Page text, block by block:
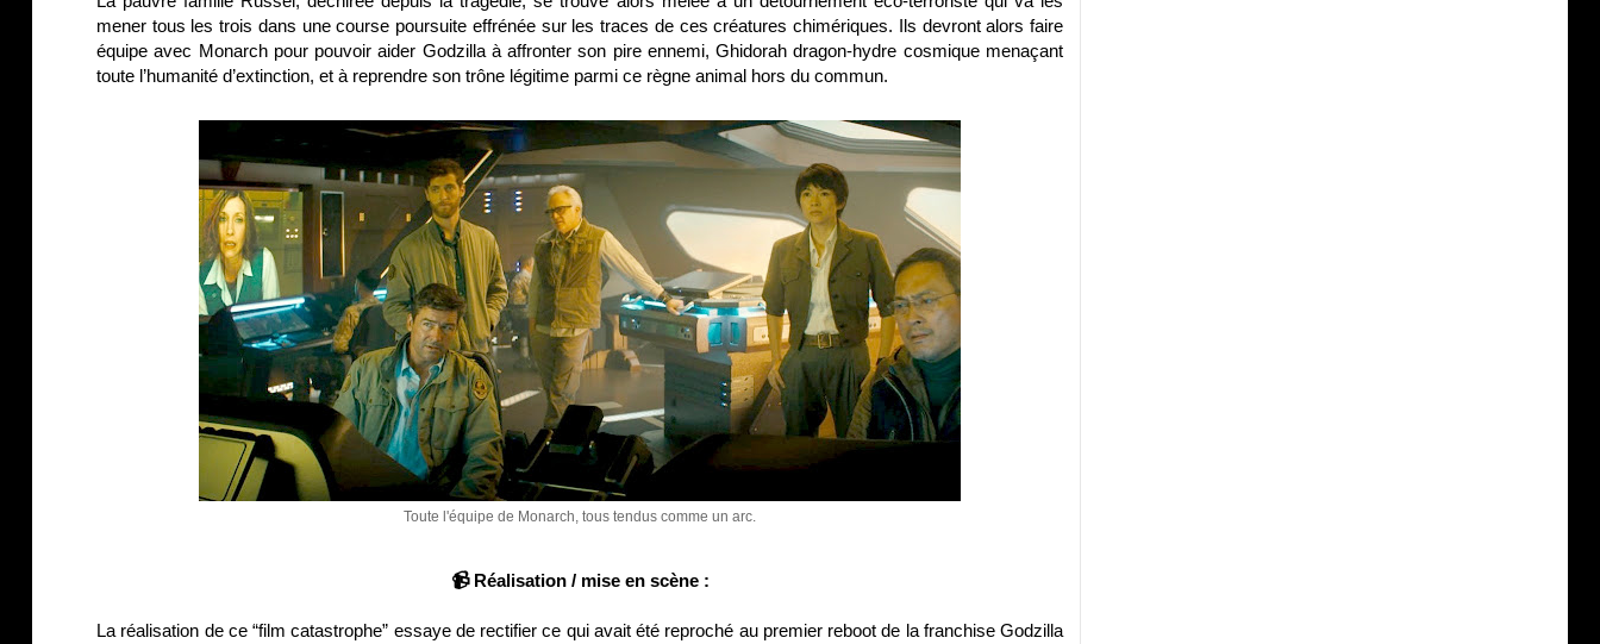
mener tous les trois dans une course poursuite effrénée sur les traces de ces créatures chimériques. Ils devront alors faire
équipe avec Monarch pour pouvoir aider Godzilla à affronter son pire ennemi, Ghidorah dragon-hydre cosmique menaçant
toute l’humanité d’extinction, et à reprendre son trône légitime parmi ce règne animal hors du commun.
Toute l'équipe de Monarch, tous tendus comme un arc.
📹 Réalisation / mise en scène :
La réalisation de ce “film catastrophe” essaye de rectifier ce qui avait été reproché au premier reboot de la franchise Godzilla